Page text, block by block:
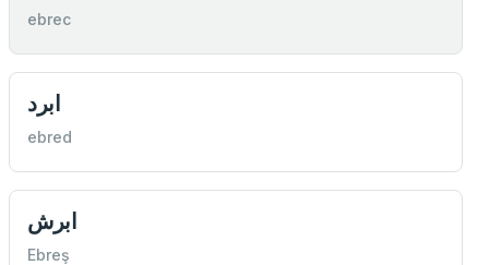
ebrec
ابرد
ebred
ابرش
Ebreş